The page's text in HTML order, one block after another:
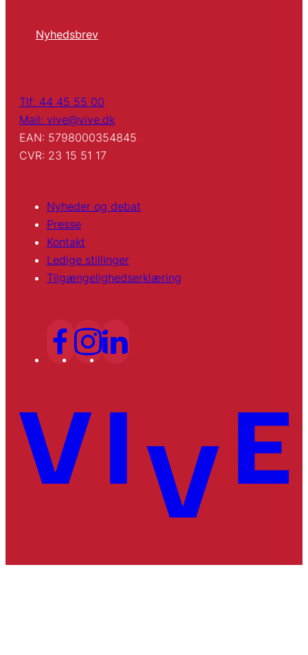
Nyhedsbrev
Tlf: 44 45 55 00
Mail: vive@vive.dk
EAN: 5798000354845
CVR: 23 15 51 17
Nyheder og debat
Presse
Kontakt
Ledige stillinger
Tilgængelighedserklæring